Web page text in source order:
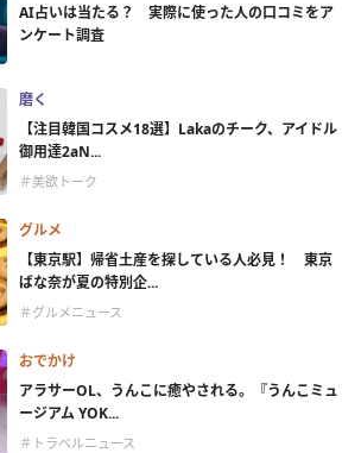
AI占いは当たる？ 実際に使った人の口コミをア
ンケート調査
磨く
【注目韓国コスメ18選】Lakaのチーク、アイドル
御用達2aN...
＃美欲トーク
グルメ
【東京駅】帰省土産を探している人必見！ 東京
ばな奈が夏の特別企...
＃グルメニュース
おでかけ
アラサーOL、うんこに癒やされる。『うんこミュ
ージアム YOK...
＃トラベルニュース